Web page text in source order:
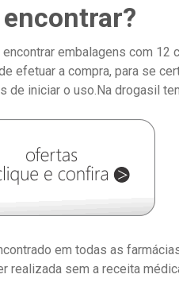
embalagens com 12
efetuar a compra, para se
de iniciar o uso.Na drogasil
em todas as
realizada sem a receita